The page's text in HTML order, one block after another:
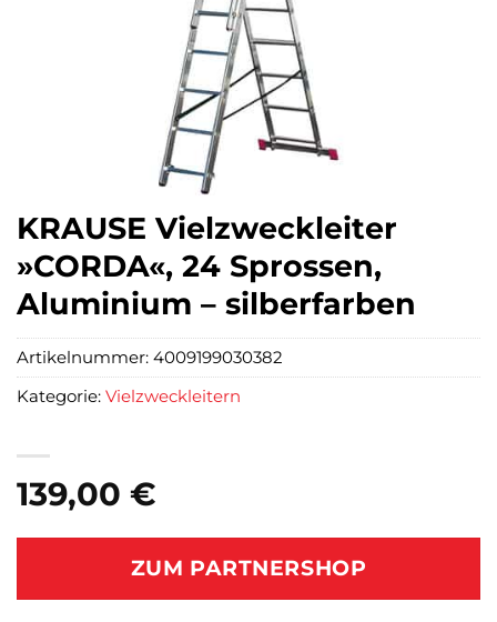
KRAUSE Vielzweckleiter
»CORDA«, 24 Sprossen,
Aluminium – silberfarben
139,00 €
ZUM PARTNERSHOP
Artikelnummer: 4009199030382
Kategorie: Vielzweckleitern